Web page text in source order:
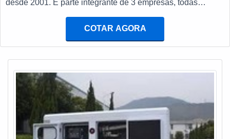
locadora estará disponível durante todo o tempo,
geradores, a necessidade de investir na compra do
equipamento é liquidada.Dessa forma, o aluguel dos
geradores oferece um excelente custo-benefício para quem
faz a sua utilização, sendo fundamental que o serviço seja
solicitado juntamente com uma empresa especializada, que
trabalhe a partir de uma equipe de profissionais
capacitados e experientes.EXCELÊNCIA NO MOMENTO
DE ALUGAR GERADOR PARA FESTASA MM Geradores
é referência em seu ramo de atuação, sempre oferecendo a
desde 2001. É parte integrante de 3 empresas, todas
ligadas ao fornecimento de energia elétrica, seja através de
infraestrutura ou geração. Além de alugar gerador, ainda
atende casos de desligamentos de energia programados
COTAR AGORA